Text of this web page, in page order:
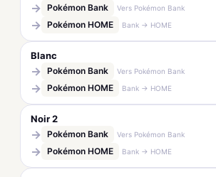
→ Pokémon Bank Vers Pokémon Bank
→ Pokémon HOME Bank → HOME
Blanc
→ Pokémon Bank Vers Pokémon Bank
→ Pokémon HOME Bank → HOME
Noir 2
→ Pokémon Bank Vers Pokémon Bank
→ Pokémon HOME Bank → HOME